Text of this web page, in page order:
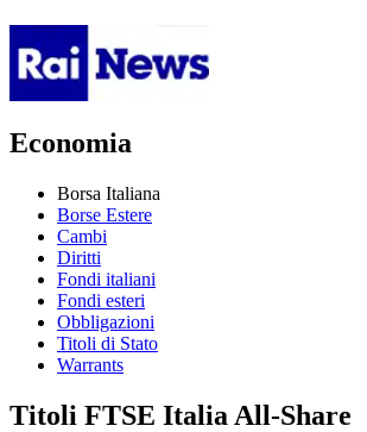
Economia
Borsa Italiana
Borse Estere
Cambi
Diritti
Fondi italiani
Fondi esteri
Obbligazioni
Titoli di Stato
Warrants
Titoli FTSE Italia All-Share